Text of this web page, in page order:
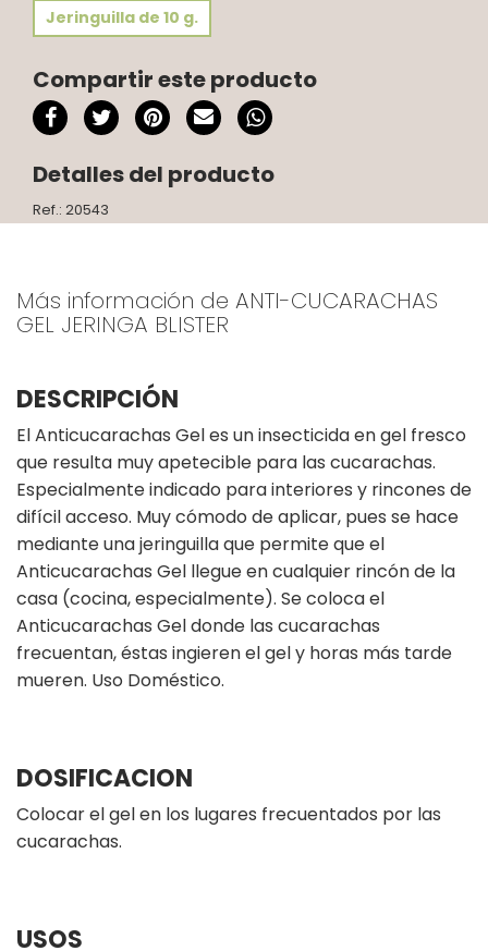
Jeringuilla de 10 g.
Compartir este producto
Detalles del producto
Ref.: 20543
Más información de ANTI-CUCARACHAS
GEL JERINGA BLISTER
DESCRIPCIÓN
El Anticucarachas Gel es un insecticida en gel fresco
que resulta muy apetecible para las cucarachas.
Especialmente indicado para interiores y rincones de
difícil acceso. Muy cómodo de aplicar, pues se hace
mediante una jeringuilla que permite que el
Anticucarachas Gel llegue en cualquier rincón de la
casa (cocina, especialmente). Se coloca el
Anticucarachas Gel donde las cucarachas
frecuentan, éstas ingieren el gel y horas más tarde
mueren. Uso Doméstico.
DOSIFICACION
Colocar el gel en los lugares frecuentados por las
cucarachas.
USOS